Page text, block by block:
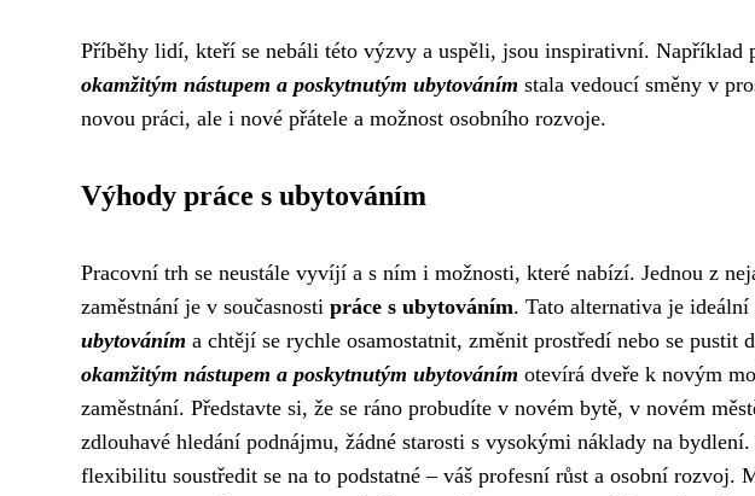
Příběhy lidí, kteří se nebáli této výzvy a uspěli, jsou inspirativní. Například
okamžitým nástupem a poskytnutým ubytováním stala vedoucí směny v
novou práci, ale i nové přátele a možnost osobního rozvoje.
Výhody práce s ubytováním
Pracovní trh se neustále vyvíjí a s ním i možnosti, které nabízí. Jednou z
zaměstnání je v současnosti práce s ubytováním. Tato alternativa je
ubytováním a chtějí se rychle osamostatnit, změnit prostředí nebo se pustit
okamžitým nástupem a poskytnutým ubytováním otevírá dveře k novým
zaměstnání. Představte si, že se ráno probudíte v novém bytě, v novém
zdlouhavé hledání podnájmu, žádné starosti s vysokými náklady na
flexibilitu soustředit se na to podstatné – váš profesní růst a osobní rozvoj.